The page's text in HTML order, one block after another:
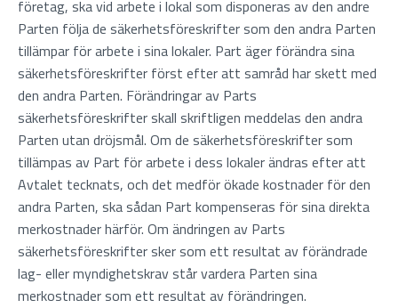
företag, ska vid arbete i lokal som disponeras av den andre
Parten följa de säkerhetsföreskrifter som den andra Parten
tillämpar för arbete i sina lokaler. Part äger förändra sina
säkerhetsföreskrifter först efter att samråd har skett med
den andra Parten. Förändringar av Parts
säkerhetsföreskrifter skall skriftligen meddelas den andra
Parten utan dröjsmål. Om de säkerhetsföreskrifter som
tillämpas av Part för arbete i dess lokaler ändras efter att
Avtalet tecknats, och det medför ökade kostnader för den
andra Parten, ska sådan Part kompenseras för sina direkta
merkostnader härför. Om ändringen av Parts
säkerhetsföreskrifter sker som ett resultat av förändrade
lag- eller myndighetskrav står vardera Parten sina
merkostnader som ett resultat av förändringen.